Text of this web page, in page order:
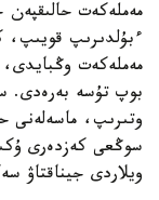
مەملەكەت
ءبۇلدىرىپ
مەملەكەت
بوپ تۇسە بەرەدى.
وتىرىپ، ماسەلەنى
سوڭعى كەزدەرى
ويلاردى جيناقتاۋ